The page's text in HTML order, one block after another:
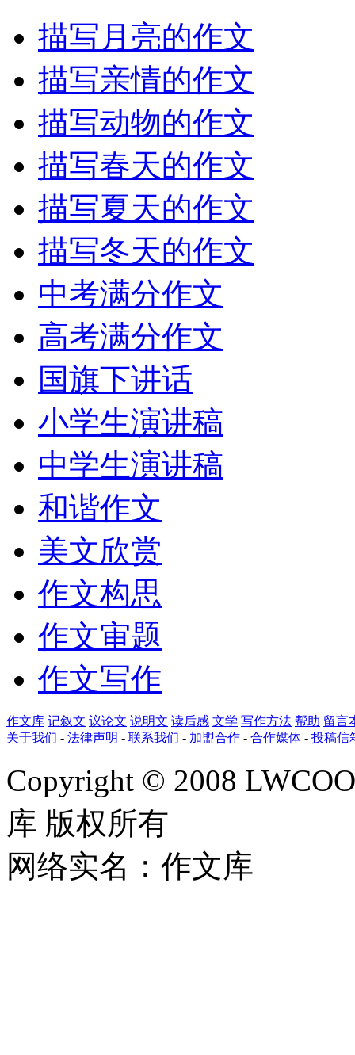
描写月亮的作文
描写亲情的作文
描写动物的作文
描写春天的作文
描写夏天的作文
描写冬天的作文
中考满分作文
高考满分作文
国旗下讲话
小学生演讲稿
中学生演讲稿
和谐作文
美文欣赏
作文构思
作文审题
作文写作
作文库 记叙文 议论文 说明文 读后感 文学 写作方法 帮助 留言
关于我们 - 法律声明 - 联系我们 - 加盟合作 - 合作媒体 - 投稿信
Copyright © 2008
库 版权所有
网络实名：作文库